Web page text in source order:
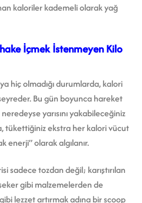
kaloriler kademeli olarak yağ
İçmek İstenmeyen Kilo
hiç olmadığı durumlarda, kalori
Bu gün boyunca hareket
yarısını yakabileceğiniz
tükettiğiniz ekstra her kalori vücut
enerji” olarak algılanır.
sadece tozdan değil; karıştırılan
gibi malzemelerden de
lezzet artırmak adına bir scoop